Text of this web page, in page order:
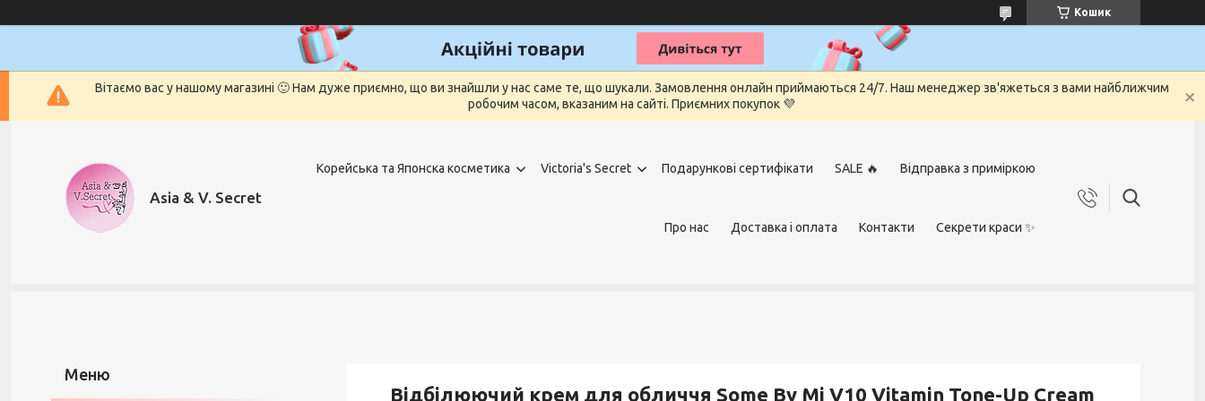
Кошик
Вітаємо вас у нашому магазині 🙂 Нам дуже приємно, що ви знайшли у нас саме те, що шукали. Замовлення онлайн приймаються 24/7. Наш менеджер зв'яжеться з вами найближчим
робочим часом, вказаним на сайті. Приємних покупок 💜
Asia & V. Secret
Корейська та Японска косметика Victoria's Secret Подарункові сертифікати SALE 🔥 Відправка з приміркою
Про нас Доставка і оплата Контакти Секрети краси ✨
Відбілюючий крем для обличчя Some By Mi V10 Vitamin Tone-Up Cream